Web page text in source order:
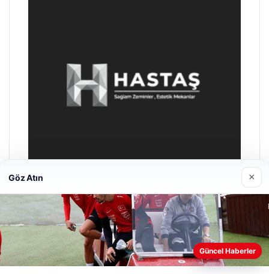
Enes Kaplan Avukatlık Bürosu
Web sitemizi nasıl kullandığınızı daha iyi anlayabilmek,
deneyiminizi kişiselleştirmek ve geliştirmek amacıyla çerezler
Göz Atın ×
Güncel Haberler